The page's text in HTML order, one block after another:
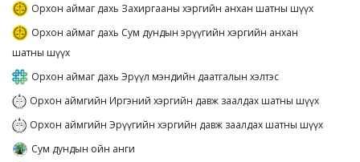
Орхон аймаг дахь Захиргааны хэргийн анхан шатны шүүх
Орхон аймаг дахь Сум дундын эрүүгийн хэргийн анхан
шатны шүүх
Орхон аймаг дахь Эрүүл мэндийн даатгалын хэлтэс
Орхон аймгийн Иргэний хэргийн давж заалдах шатны шүүх
Орхон аймгийн Эрүүгийн хэргийн давж заалдах шатны шүүх
Сум дундын ойн анги